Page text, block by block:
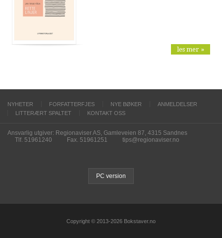
les mer »
NYHETER FORFATTERFJES NYE BØKER
ANMELDELSER
LITTERÆRT SPALTET
KONTAKT OSS
Ansvarlig utgiver: Regionaviser AS, Gamleveien 87, 4315 Sandnes
Tlf. 51961240
Fax. 51961251 tips@regionaviser.no
PC version
Copyright © 2013-2026 Bokstaver.no